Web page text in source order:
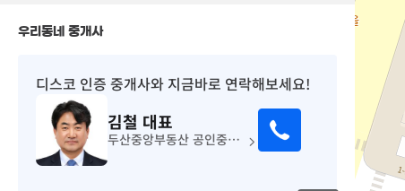
우리동네 중개사
디스코 인증 중개사와 지금바로 연락해보세요!
김철 대표
두산중앙부동산 공인중개사사무소